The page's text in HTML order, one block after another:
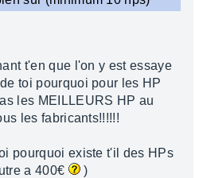
t'en que l'on y est essaye
toi pourquoi pour les HP
les MEILLEURS HP au
les fabricants!!!!!!
pourquoi existe t'il des HPs
a 400€
)